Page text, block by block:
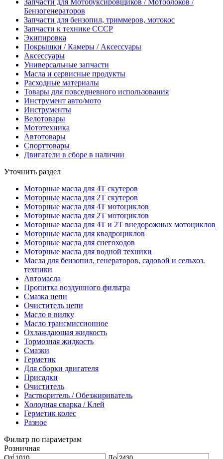
Запчасти для Мотобуксировщиков / Мотоблоков /
Бензогенераторов
Запчасти для бензопил, триммеров, мотокос
Запчасти к технике СССР
Экипировка
Покрышки / Камеры / Аксессуары
Аксессуары
Универсальные запчасти
Масла и сервисные продукты
Расходные материалы
Товары для повседневного использования
Инструмент авто/мото
Инструменты
Велотовары
Мототехника
Автотовары
Спорттовары
Двигатели в сборе в наличии
Уточнить раздел
Моторные масла для 4Т скутеров
Моторные масла для 2Т скутеров
Моторные масла для 4Т мотоциклов
Моторные масла для 2Т мотоциклов
Моторные масла для 4Т и 2Т внедорожных мотоциклов
Моторные масла для квадроциклов
Моторные масла для снегоходов
Моторные масла для водной техники
Масла для бензопил, генераторов, садовой и сельхоз.
техники
Автомасла
Пропитка воздушного фильтра
Смазка цепи
Очиститель цепи
Масло в вилку
Масло трансмиссионное
Охлаждающая жидкость
Тормозная жидкость
Смазки
Герметик
Для сборки двигателя
Присадки
Очиститель
Растворитель / Обезжириватель
Холодная сварка / Клей
Герметик колес
Разное
Фильтр по параметрам
Розничная